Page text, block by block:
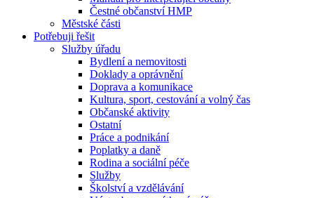
Čestné občanství HMP
Městské části
Potřebuji řešit
Služby úřadu
Bydlení a nemovitosti
Doklady a oprávnění
Doprava a komunikace
Kultura, sport, cestování a volný čas
Občanské aktivity
Ostatní
Práce a podnikání
Poplatky a daně
Rodina a sociální péče
Služby
Školství a vzdělávání